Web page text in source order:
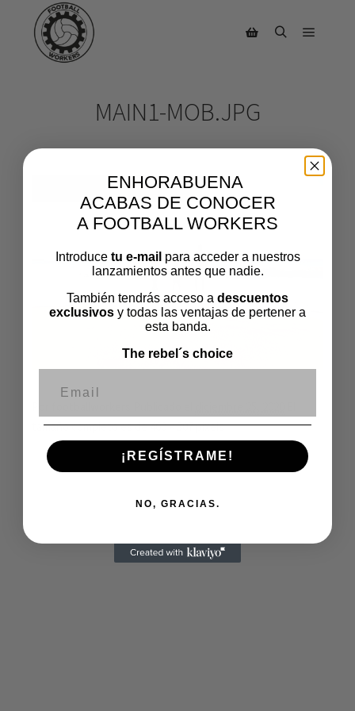
MAIN1-MOB.JPG
tamaño completo es de460 × 307pixels
ENHORABUENA
ACABAS DE CONOCER
A FOOTBALL WORKERS
Introduce tu e-mail para acceder a nuestros
lanzamientos antes que nadie.
También tendrás acceso a descuentos
exclusivos y todas las ventajas de pertener a
esta banda.
The rebel´s choice
¡REGÍSTRAME!
NO, GRACIAS.